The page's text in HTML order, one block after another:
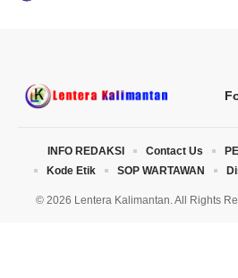
© 2026 Lentera Kalimantan. All Rights
INFO REDAKSI Contact Us
Kode Etik
SOP WARTAWAN